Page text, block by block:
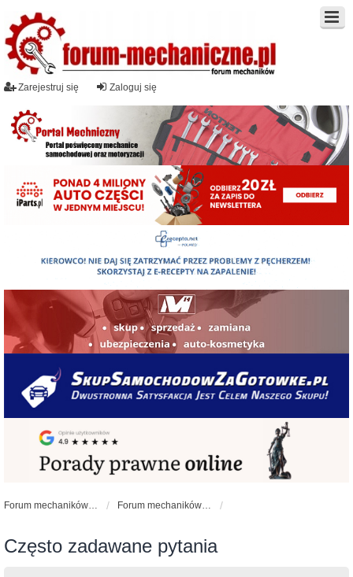
Zaloguj się
Zarejestruj się
Forum mechaników samochodowych - forum-mechaniczne.pl Forum mechaników samochodowych
Często zadawane pytania